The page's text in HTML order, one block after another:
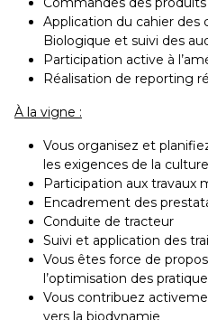
Application du cahier des
Biologique et suivi des
Participation active à
Réalisation de reporting
À la vigne :
Vous organisez et
les exigences de la
Participation aux travaux
Encadrement des
Conduite de tracteur
Suivi et application des
Vous êtes force de
l’optimisation des
Vous contribuez
vers la biodynamie